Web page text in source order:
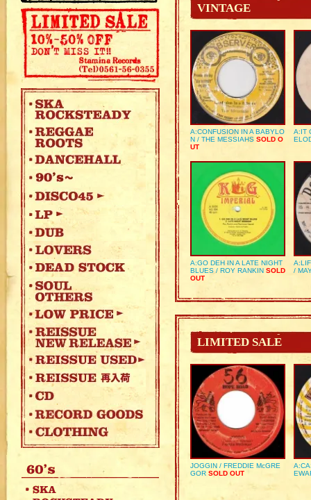
VINTAGE
A:CONFUSION IN A BABYLO
N / THE MESSIAHS SOLD O
UT
A:IT
A:GO DEH IN A LATE NIGHT
BLUES / ROY RANKIN SOLD
OUT
/
LIMITED SALE
JOGGIN / FREDDIE McGRE
GOR SOLD OUT